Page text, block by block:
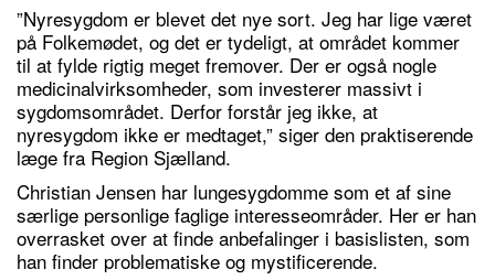
”Nyresygdom er blevet det nye sort. Jeg har lige været
på Folkemødet, og det er tydeligt, at området kommer
til at fylde rigtig meget fremover. Der er også nogle
medicinalvirksomheder, som investerer massivt i
sygdomsområdet. Derfor forstår jeg ikke, at
nyresygdom ikke er medtaget,” siger den praktiserende
læge fra Region Sjælland.
Christian Jensen har lungesygdomme som et af sine
særlige personlige faglige interesseområder. Her er han
overrasket over at finde anbefalinger i basislisten, som
han finder problematiske og mystificerende.